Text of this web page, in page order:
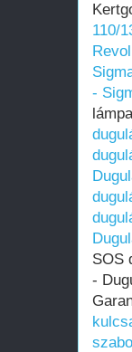
110/
-
SOS
-